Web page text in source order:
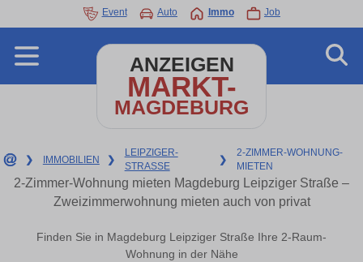
Event Auto Immo Job
ANZEIGEN
MARKT-
MAGDEBURG
❯ IMMOBILIEN ❯
LEIPZIGER-
STRASSE
❯
2-ZIMMER-WOHNUNG-
MIETEN
2-Zimmer-Wohnung mieten Magdeburg Leipziger Straße –
Zweizimmerwohnung mieten auch von privat
Finden Sie in Magdeburg Leipziger Straße Ihre 2-Raum-
Wohnung in der Nähe